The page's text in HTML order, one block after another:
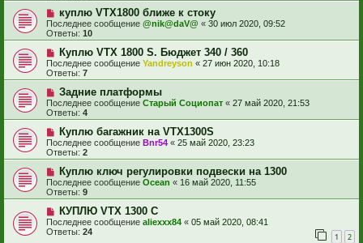
куплю VTX1800 ближе к стоку
Последнее сообщение @nik@daV@ « 30 июл 2020, 09:52
Ответы: 10
Куплю VTX 1800 S. Бюджет 340 / 360
Последнее сообщение Yandreyson « 27 июн 2020, 10:18
Ответы: 7
Задние платформы
Последнее сообщение Старый Социопат « 27 май 2020, 21:53
Ответы: 4
Куплю багажник на VTX1300S
Последнее сообщение Bnr54 « 25 май 2020, 23:23
Ответы: 2
Куплю ключ регулировки подвески на 1300
Последнее сообщение Ocean « 16 май 2020, 11:55
Ответы: 9
КУПЛЮ VTX 1300 C
Последнее сообщение aliexxx84 « 05 май 2020, 08:41
Ответы: 24 1 2